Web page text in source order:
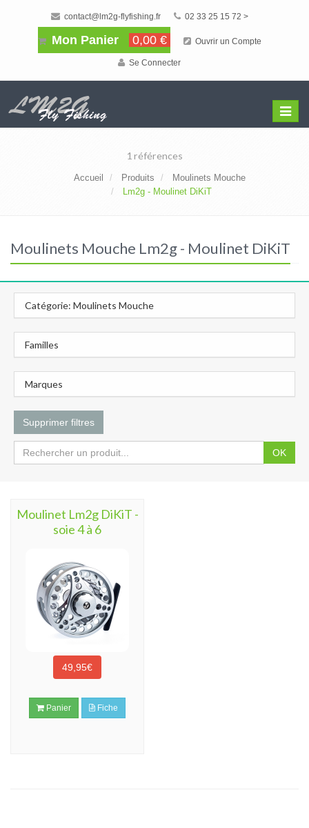
contact@lm2g-flyfishing.fr 02 33 25 15 72 >
Mon Panier 0,00 € Ouvrir un Compte
Se Connecter
Menu
1 références
Accueil Produits
Moulinets Mouche
Lm2g - Moulinet DiKiT
Moulinets Mouche Lm2g - Moulinet DiKiT
Catégorie: Moulinets Mouche
Familles
Marques
Supprimer filtres
OK
Moulinet Lm2g DiKiT -
soie 4 à 6
49,95€
Panier Fiche